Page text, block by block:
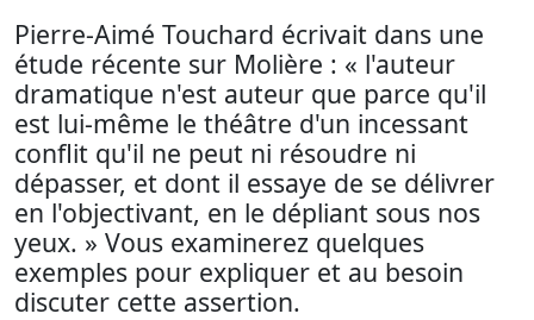
Pierre-Aimé Touchard écrivait dans une
étude récente sur Molière : « l'auteur
dramatique n'est auteur que parce qu'il
est lui-même le théâtre d'un incessant
conflit qu'il ne peut ni résoudre ni
dépasser, et dont il essaye de se délivrer
en l'objectivant, en le dépliant sous nos
yeux. » Vous examinerez quelques
exemples pour expliquer et au besoin
discuter cette assertion.